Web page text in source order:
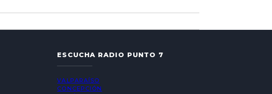
ESCUCHA RADIO PUNTO 7
VALPARAÍSO
CONCEPCIÓN